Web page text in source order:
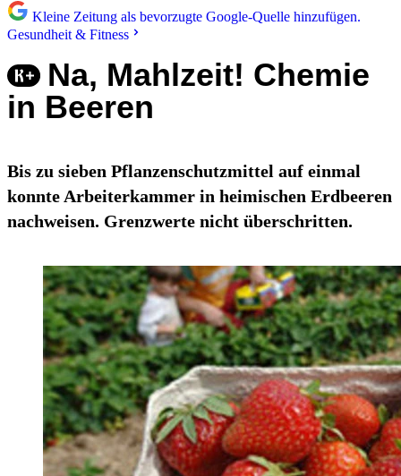
Kleine Zeitung als bevorzugte Google-Quelle hinzufügen.
Gesundheit & Fitness
Na, Mahlzeit! Chemie
in Beeren
Bis zu sieben Pflanzenschutzmittel auf einmal
konnte Arbeiterkammer in heimischen Erdbeeren
nachweisen. Grenzwerte nicht überschritten.